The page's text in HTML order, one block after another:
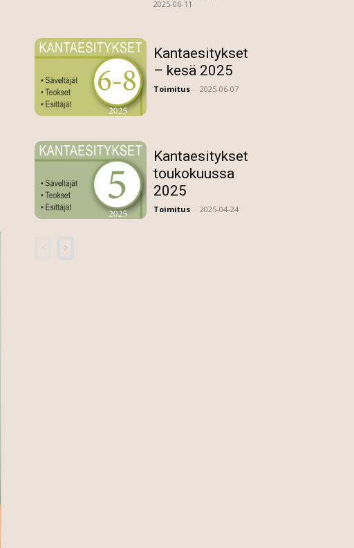
2025-06-11
Kantaesitykset
– kesä 2025
Toimitus - 2025-06-07
Kantaesitykset
toukokuussa
2025
Toimitus - 2025-04-24